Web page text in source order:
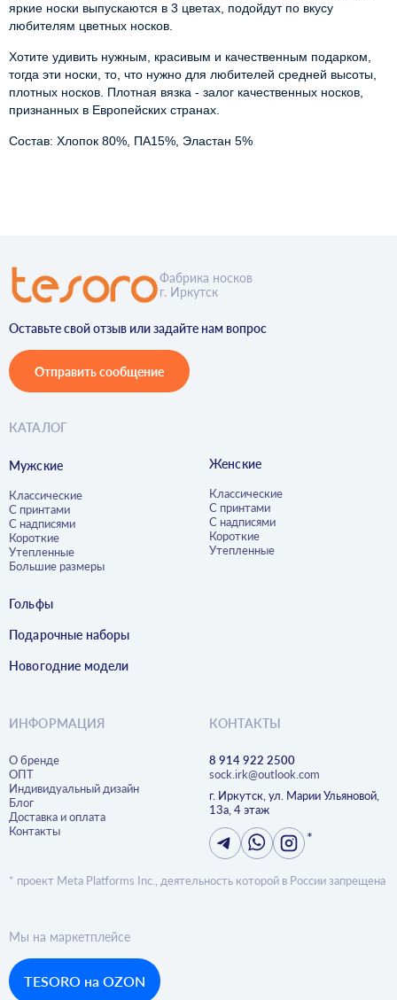
яркие носки выпускаются в 3 цветах, подойдут по вкусу
любителям цветных носков.
Хотите удивить нужным, красивым и качественным подарком,
тогда эти носки, то, что нужно для любителей средней высоты,
плотных носков. Плотная вязка - залог качественных носков,
признанных в Европейских странах.
Состав: Хлопок 80%, ПА15%, Эластан 5%
Фабрика носков
г. Иркутск
Оставьте свой отзыв или задайте нам вопрос
Отправить сообщение
КАТАЛОГ
Мужские
Классические
С принтами
С надписями
Короткие
Утепленные
Большие размеры
Женские
Классические
С принтами
С надписями
Короткие
Утепленные
Гольфы
Подарочные наборы
Новогодние модели
ИНФОРМАЦИЯ
О бренде
ОПТ
Индивидуальный дизайн
Блог
Доставка и оплата
Контакты
КОНТАКТЫ
8 914 922 2500
sock.irk@outlook.com
г. Иркутск, ул. Марии Ульяновой,
13а, 4 этаж
*
* проект Meta Platforms Inc., деятельность которой в России запрещена
Мы на маркетплейсе
TESORO на OZON